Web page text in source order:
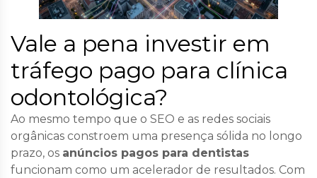
Vale a pena investir em
tráfego pago para clínica
odontológica?
Ao mesmo tempo que o SEO e as redes sociais
orgânicas constroem uma presença sólida no longo
prazo, os anúncios pagos para dentistas
funcionam como um acelerador de resultados. Com